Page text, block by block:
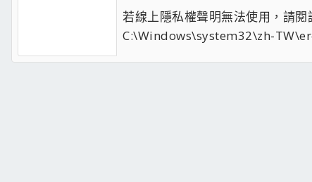
若線上隱私權聲明無法使用，請
C:\Windows\system32\zh-